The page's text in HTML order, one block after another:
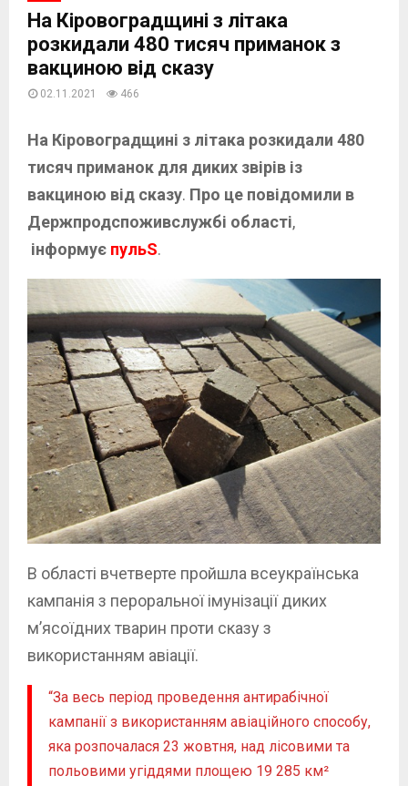
На Кіровоградщині з літака
розкидали 480 тисяч приманок з
вакциною від сказу
02.11.2021 466
На Кіровоградщині з літака розкидали 480
тисяч приманок для диких звірів із
вакциною від сказу. Про це повідомили в
Держпродспоживслужбі області,
інформує пульS.
В області вчетверте пройшла всеукраїнська
кампанія з пероральної імунізації диких
м’ясоїдних тварин проти сказу з
використанням авіації.
“За весь період проведення антирабічної
кампанії з використанням авіаційного способу,
яка розпочалася 23 жовтня, над лісовими та
польовими угіддями площею 19 285 км²